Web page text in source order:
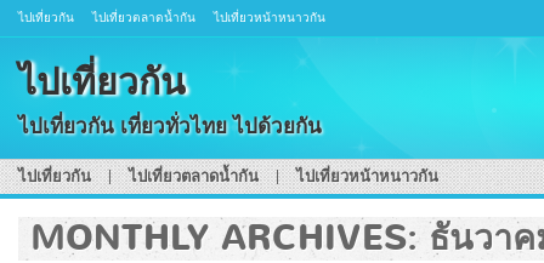
ไปเที่ยวกัน ไปเที่ยวตลาดน้ำกัน ไปเที่ยวหน้าหนาวกัน
ไปเที่ยวกัน
ไปเที่ยวกัน เที่ยวทั่วไทย ไปด้วยกัน
ไปเที่ยวกัน ไปเที่ยวตลาดน้ำกัน ไปเที่ยวหน้าหนาวกัน
MONTHLY ARCHIVES: ธันวา